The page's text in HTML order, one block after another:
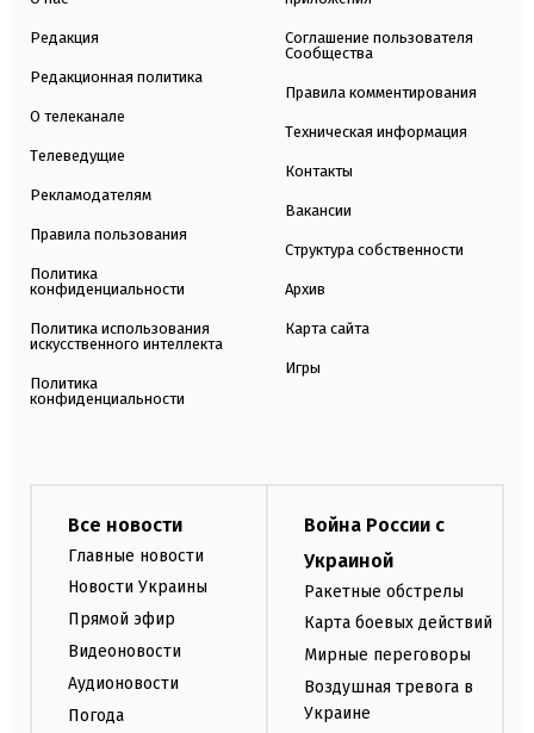
Редакция
Редакционная политика
О телеканале
Телеведущие
Рекламодателям
Правила пользования
Политика
конфиденциальности
Политика использования
искусственного интеллекта
Политика
конфиденциальности
Соглашение пользователя
Сообщества
Правила комментирования
Техническая информация
Контакты
Вакансии
Структура собственности
Архив
Карта сайта
Игры
Все новости
Главные новости
Новости Украины
Прямой эфир
Видеоновости
Аудионовости
Погода
Война России с
Украиной
Ракетные обстрелы
Карта боевых действий
Мирные переговоры
Воздушная тревога в
Украине